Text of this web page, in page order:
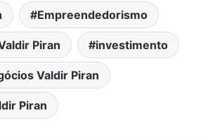
Empreendedorismo
Piran investimento
Valdir Piran
Piran